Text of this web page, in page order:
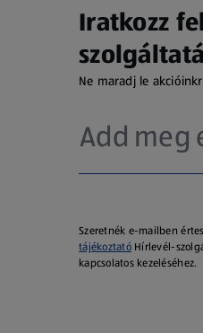
Iratkozz
Ne maradj le
Szeretnék e-mailben
tájékoztatóHírlevél-
kapcsolatos kezeléséhez.